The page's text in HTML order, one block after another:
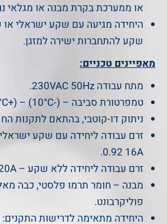
או ממערכת בקרת מבנה או מגלאי
היחידה מגיעה עם שקע ישראלי או
שקע להתחברות ישירה למזגן.
מאפיינים טכניים:
מתח עבודה 230VAC 50Hz.
טמפרטורת סביבה – (-10°C) – (+45°C).
ניתוק דו-קוטבי, בהתאם לתקנות
0.92 16A.
זרם עבודה ליחידה ללא שקע – P.F ≥ 0.92 20A.
מבנה – חומר תרמו פלסטי, כבה
פוליקרבונט.